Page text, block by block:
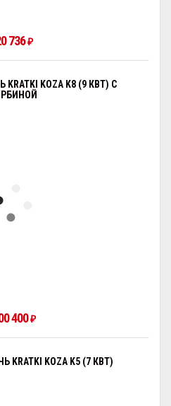
736₽
KOZA K8 (9 КВТ) С
400₽
KRATKI KOZA K5 (7 КВТ)